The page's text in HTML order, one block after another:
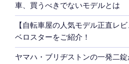
車、買うべきでないモデルとは
【自転車屋の人気モデル正直レ
ベロスターをご紹介！
ヤマハ・ブリヂストンの一発二